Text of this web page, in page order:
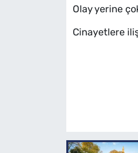
Olay yerine
Cinayetlere